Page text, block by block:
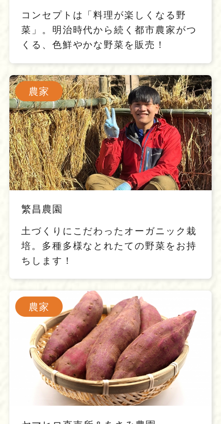
コンセプトは「料理が楽しくなる野
菜」。明治時代から続く都市農家がつ
くる、色鮮やかな野菜を販売！
農家
繁昌農園
土づくりにこだわったオーガニック栽
培。多種多様なとれたての野菜をお持
ちします！
農家